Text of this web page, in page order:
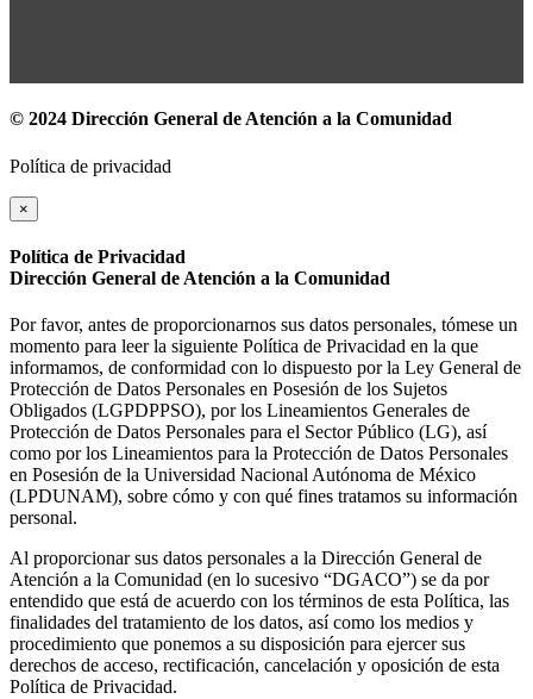
© 2024 Dirección General de Atención a la Comunidad
Política de privacidad
×
Política de Privacidad
Dirección General de Atención a la Comunidad
Por favor, antes de proporcionarnos sus datos personales, tómese un
momento para leer la siguiente Política de Privacidad en la que
informamos, de conformidad con lo dispuesto por la Ley General de
Protección de Datos Personales en Posesión de los Sujetos
Obligados (LGPDPPSO), por los Lineamientos Generales de
Protección de Datos Personales para el Sector Público (LG), así
como por los Lineamientos para la Protección de Datos Personales
en Posesión de la Universidad Nacional Autónoma de México
(LPDUNAM), sobre cómo y con qué fines tratamos su información
personal.
Al proporcionar sus datos personales a la Dirección General de
Atención a la Comunidad (en lo sucesivo “DGACO”) se da por
entendido que está de acuerdo con los términos de esta Política, las
finalidades del tratamiento de los datos, así como los medios y
procedimiento que ponemos a su disposición para ejercer sus
derechos de acceso, rectificación, cancelación y oposición de esta
Política de Privacidad.